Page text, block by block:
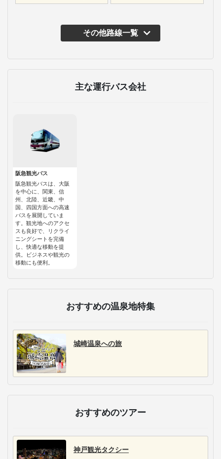
その他路線一覧
主な運行バス会社
阪急観光バス
阪急観光バスは、大阪
を中心に、関東、信
州、北陸、近畿、中
国、四国方面への高速
バスを展開していま
す。観光地へのアクセ
スも良好で、リクライ
ニングシートを完備
し、快適な移動を提
供。ビジネスや観光の
移動にも便利。
おすすめの温泉地特集
城崎温泉への旅
おすすめのツアー
神戸観光タクシー